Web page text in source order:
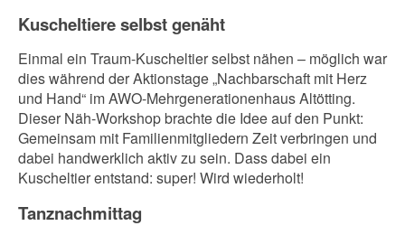
Kuscheltiere selbst genäht
Einmal ein Traum-Kuscheltier selbst nähen – möglich war
dies während der Aktionstage „Nachbarschaft mit Herz
und Hand“ im AWO-Mehrgenerationenhaus Altötting.
Dieser Näh-Workshop brachte die Idee auf den Punkt:
Gemeinsam mit Familienmitgliedern Zeit verbringen und
dabei handwerklich aktiv zu sein. Dass dabei ein
Kuscheltier entstand: super! Wird wiederholt!
Tanznachmittag